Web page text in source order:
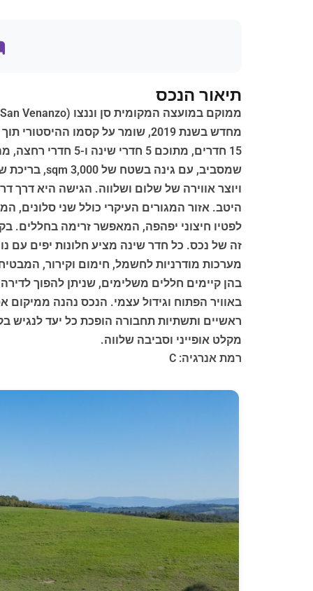
תיאור הנכס
15 חדרים, מתוכם
היטב. אזור המגורים העיקרי כולל שני סלונים,
לפטיו חיצוני יפהפה, המאפשר זרימה בחללים.
זה של נכס. כל חדר שינה מציע חלונות יפים עם
מערכות מודרניות לחשמל, חימום וקירור,
בהן קיימים חללים משלימים, שניתן להפוך
באוויר הפתוח וגידול עצמי. הנכס נהנה
ראשיים ותשתיות תחבורה הופכת כל יעד לנגיש
מקלט אופייני וסביבה שלווה.
רמת אנרגיה: C